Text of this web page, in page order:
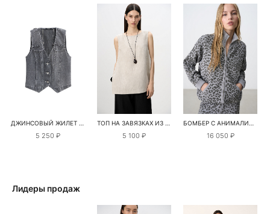
ДЖИНСОВЫЙ ЖИЛЕТ ИЗ 100% ХЛОПКА
5 250 ₽
ТОП НА ЗАВЯЗКАХ ИЗ 100% ЛЬНА
5 100 ₽
БОМБЕР С АНИМАЛИСТИЧНЫМ ПРИНТОМ
16 050 ₽
Лидеры продаж